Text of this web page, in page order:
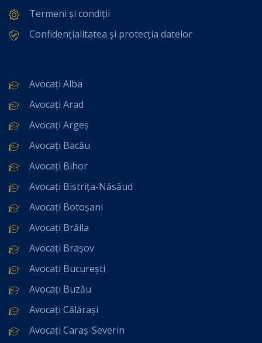
Termeni și condiții
Confidențialitatea și protecția datelor
Avocați Alba
Avocați Arad
Avocați Argeș
Avocați Bacău
Avocați Bihor
Avocați Bistrița-Năsăud
Avocați Botoșani
Avocați Brăila
Avocați Brașov
Avocați București
Avocați Buzău
Avocați Călărași
Avocați Caraș-Severin